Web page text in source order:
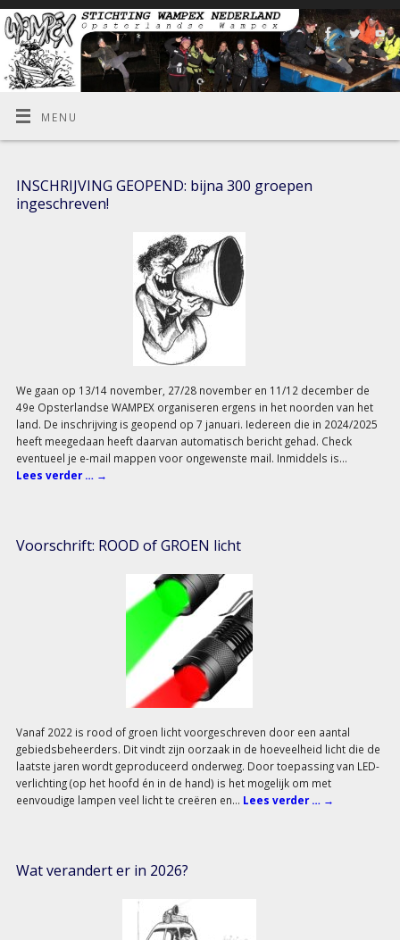
MENU
INSCHRIJVING GEOPEND: bijna 300 groepen
ingeschreven!
We gaan op 13/14 november, 27/28 november en 11/12 december de
49e Opsterlandse WAMPEX organiseren ergens in het noorden van het
land. De inschrijving is geopend op 7 januari. Iedereen die in 2024/2025
heeft meegedaan heeft daarvan automatisch bericht gehad. Check
eventueel je e-mail mappen voor ongewenste mail. Inmiddels is…
Lees verder … →
Voorschrift: ROOD of GROEN licht
Vanaf 2022 is rood of groen licht voorgeschreven door een aantal
gebiedsbeheerders. Dit vindt zijn oorzaak in de hoeveelheid licht die de
laatste jaren wordt geproduceerd onderweg. Door toepassing van LED-
verlichting (op het hoofd én in de hand) is het mogelijk om met
eenvoudige lampen veel licht te creëren en… Lees verder … →
Wat verandert er in 2026?